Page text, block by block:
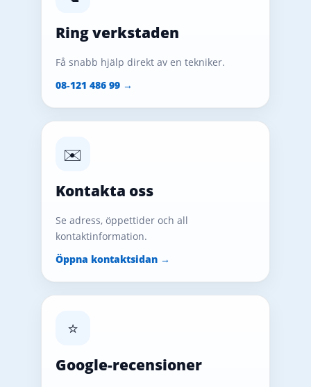
Ring verkstaden
Få snabb hjälp direkt av en tekniker.
08‑121 486 99 →
✉️
Kontakta oss
Se adress, öppettider och all
kontaktinformation.
Öppna kontaktsidan →
⭐
Google-recensioner